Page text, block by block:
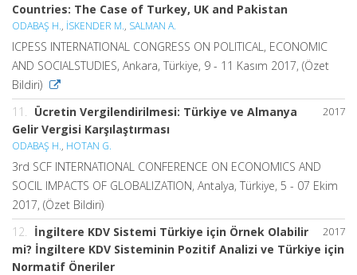
Countries: The Case of Turkey, UK and Pakistan
ODABAŞ H., İSKENDER M., SALMAN A.
ICPESS INTERNATIONAL CONGRESS ON POLITICAL, ECONOMIC
AND SOCIALSTUDIES, Ankara, Türkiye, 9 - 11 Kasım 2017, (Özet
Bildiri)
2017
11.
Ücretin Vergilendirilmesi: Türkiye ve Almanya
Gelir Vergisi Karşılaştırması
ODABAŞ H., HOTAN G.
3rd SCF INTERNATIONAL CONFERENCE ON ECONOMICS AND
SOCIL IMPACTS OF GLOBALIZATION, Antalya, Türkiye, 5 - 07 Ekim
2017, (Özet Bildiri)
2017
12.
İngiltere KDV Sistemi Türkiye için Örnek Olabilir
mi? İngiltere KDV Sisteminin Pozitif Analizi ve Türkiye için
Normatif Öneriler